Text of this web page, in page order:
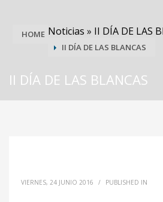
HOME Noticias » II DÍA DE LAS
II DÍA DE LAS BLANCAS
II DÍA DE LAS BLANCAS
VIERNES, 24 JUNIO 2016 / PUBLISHED IN